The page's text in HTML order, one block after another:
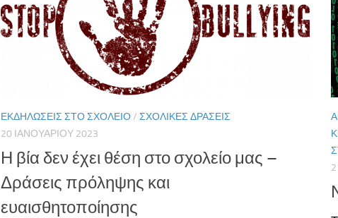
ΕΚΔΗΛΏΣΕΙΣ ΣΤΟ ΣΧΟΛΕΊΟ/ ΣΧΟΛΙΚΈΣ ΔΡΆΣΕΙΣ
20 ΙΑΝΟΥΑΡΊΟΥ 2023
Η βία δεν έχει θέση στο σχολείο μας –
Δράσεις πρόληψης και
ευαισθητοποίησης